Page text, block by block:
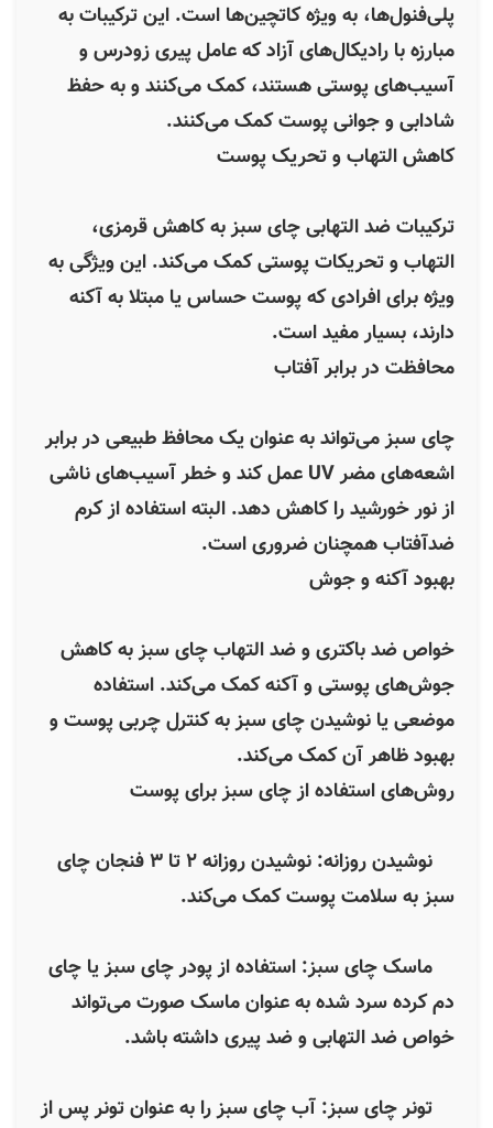
پلی‌فنول‌ها، به ویژه کاتچین‌ها است. این ترکیبات به
مبارزه با رادیکال‌های آزاد که عامل پیری زودرس و
آسیب‌های پوستی هستند، کمک می‌کنند و به حفظ
شادابی و جوانی پوست کمک می‌کنند.
کاهش التهاب و تحریک پوست
ترکیبات ضد التهابی چای سبز به کاهش قرمزی،
التهاب و تحریکات پوستی کمک می‌کند. این ویژگی به
ویژه برای افرادی که پوست حساس یا مبتلا به آکنه
دارند، بسیار مفید است.
محافظت در برابر آفتاب
چای سبز می‌تواند به عنوان یک محافظ طبیعی در برابر
اشعه‌های مضر UV عمل کند و خطر آسیب‌های ناشی
از نور خورشید را کاهش دهد. البته استفاده از کرم
ضدآفتاب همچنان ضروری است.
بهبود آکنه و جوش
خواص ضد باکتری و ضد التهاب چای سبز به کاهش
جوش‌های پوستی و آکنه کمک می‌کند. استفاده
موضعی یا نوشیدن چای سبز به کنترل چربی پوست و
بهبود ظاهر آن کمک می‌کند.
روش‌های استفاده از چای سبز برای پوست
نوشیدن روزانه: نوشیدن روزانه ۲ تا ۳ فنجان چای
سبز به سلامت پوست کمک می‌کند.
ماسک چای سبز: استفاده از پودر چای سبز یا چای
دم کرده سرد شده به عنوان ماسک صورت می‌تواند
خواص ضد التهابی و ضد پیری داشته باشد.
تونر چای سبز: آب چای سبز را به عنوان تونر پس از